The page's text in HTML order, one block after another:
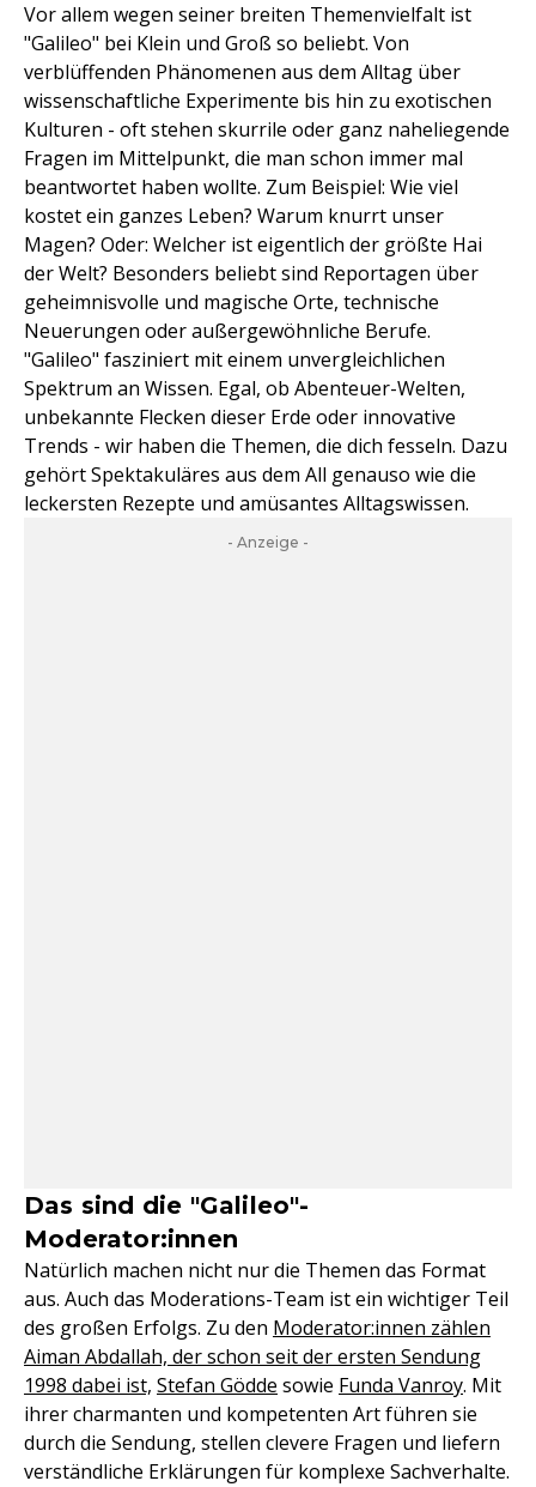
Vor allem wegen seiner breiten Themenvielfalt ist
"Galileo" bei Klein und Groß so beliebt. Von
verblüffenden Phänomenen aus dem Alltag über
wissenschaftliche Experimente bis hin zu exotischen
Kulturen - oft stehen skurrile oder ganz naheliegende
Fragen im Mittelpunkt, die man schon immer mal
beantwortet haben wollte. Zum Beispiel: Wie viel
kostet ein ganzes Leben? Warum knurrt unser
Magen? Oder: Welcher ist eigentlich der größte Hai
der Welt? Besonders beliebt sind Reportagen über
geheimnisvolle und magische Orte, technische
Neuerungen oder außergewöhnliche Berufe.
"Galileo" fasziniert mit einem unvergleichlichen
Spektrum an Wissen. Egal, ob Abenteuer-Welten,
unbekannte Flecken dieser Erde oder innovative
Trends - wir haben die Themen, die dich fesseln. Dazu
gehört Spektakuläres aus dem All genauso wie die
leckersten Rezepte und amüsantes Alltagswissen.
- Anzeige -
Das sind die "Galileo"-
Moderator:innen
Natürlich machen nicht nur die Themen das Format
aus. Auch das Moderations-Team ist ein wichtiger Teil
des großen Erfolgs. Zu den Moderator:innen zählen
Aiman Abdallah, der schon seit der ersten Sendung
1998 dabei ist, Stefan Gödde sowie Funda Vanroy. Mit
ihrer charmanten und kompetenten Art führen sie
durch die Sendung, stellen clevere Fragen und liefern
verständliche Erklärungen für komplexe Sachverhalte.